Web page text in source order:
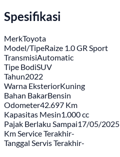
Spesifikasi
MerkToyota
Model/TipeRaize 1.0 GR Sport
TransmisiAutomatic
Tipe BodiSUV
Tahun2022
Warna EksteriorKuning
Bahan BakarBensin
Odometer42.697 Km
Kapasitas Mesin1.000 cc
Pajak Berlaku Sampai17/05/2025
Km Service Terakhir-
Tanggal Servis Terakhir-